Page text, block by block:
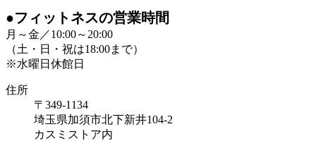
●フィットネスの営業時間
月～金／10:00～20:00
（土・日・祝は18:00まで）
※水曜日休館日
住所
〒349-1134
埼玉県加須市北下新井104-2
カスミストア内